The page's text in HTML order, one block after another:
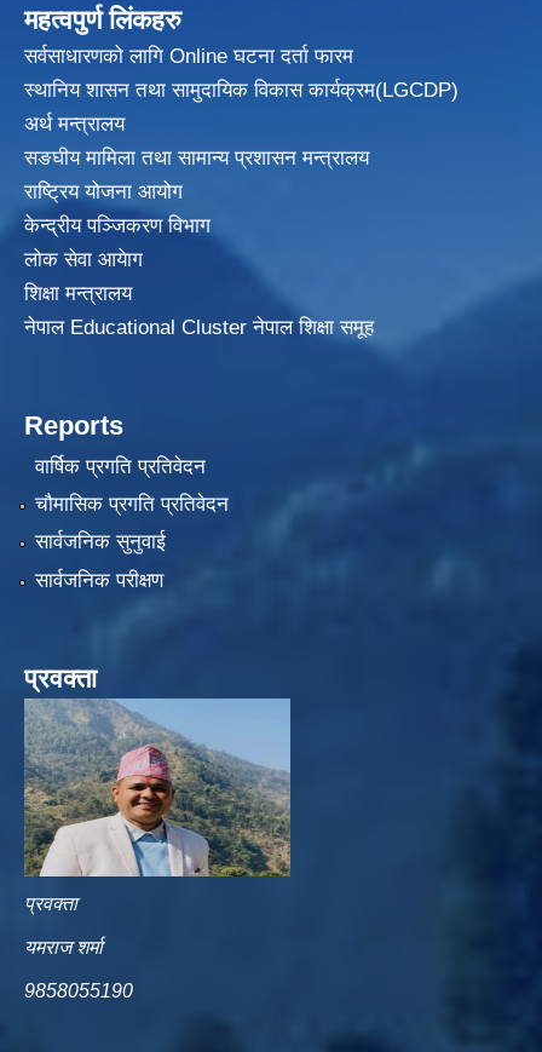
महत्वपुर्ण लिंकहरु
सर्वसाधारणको लागि Online घटना दर्ता फारम
स्थानिय शासन तथा सामुदायिक विकासकार्यक्रम(LGCDP)
अर्थ मन्त्रालय
सङघीय मामिला तथा सामान्य प्रशासन मन्त्रालय
राष्ट्रिय योजना आयोग
केन्द्रीय पञ्जिकरण विभाग
लोक सेवा आयेाग
शिक्षा मन्त्रालय
नेपाल Educational Cluster नेपाल शिक्षा समूह
Reports
वार्षिक प्रगति प्रतिवेदन
चौमासिक प्रगति प्रतिवेदन
सार्वजनिक सुनुवाई
सार्वजनिक परीक्षण
प्रवक्ता
प्रवक्ता
यमराज शर्मा
9858055190